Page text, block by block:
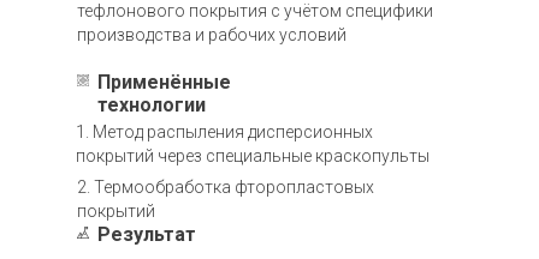
Результат
тефлонового покрытия с учётом специфики
производства и рабочих условий
1. Метод распыления дисперсионных
покрытий через специальные краскопульты
Применённые
технологии
2. Термообработка фторопластовых
покрытий